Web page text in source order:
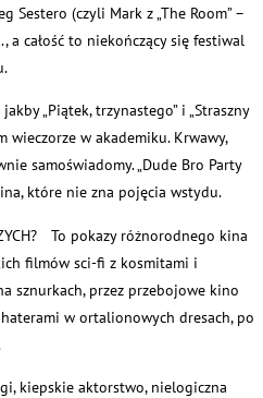
Sestero (czyli Mark z „The Room” –
a całość to niekończący się festiwal
„Piątek, trzynastego” i „Straszny
wieczorze w akademiku. Krwawy,
samoświadomy. „Dude Bro Party
które nie zna pojęcia wstydu.
To pokazy różnorodnego kina
filmów sci-fi z kosmitami i
sznurkach, przez przebojowe kino
w ortalionowych dresach, po
kiepskie aktorstwo, nielogiczna